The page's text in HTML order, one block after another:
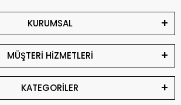
KURUMSAL
MÜŞTERİ HİZMETLERİ
KATEGORİLER